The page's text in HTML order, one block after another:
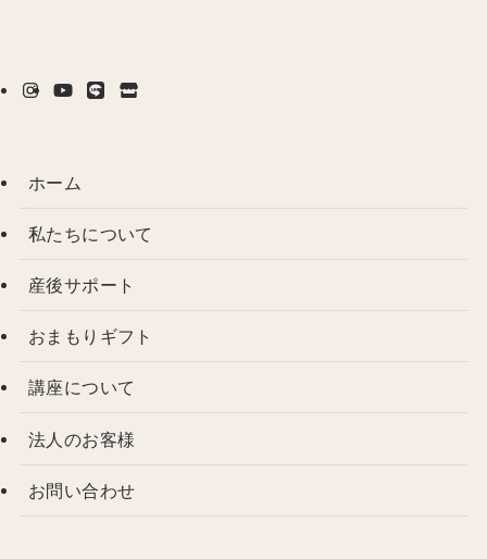
ホーム
私たちについて
産後サポート
おまもりギフト
講座について
法人のお客様
お問い合わせ